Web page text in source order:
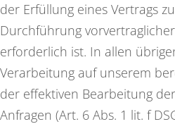
der Erfüllung eines Vertrags
Durchführung
erforderlich ist. In allen
Verarbeitung auf unserem
der effektiven Bearbeitung
Anfragen (Art. 6 Abs. 1 lit. f